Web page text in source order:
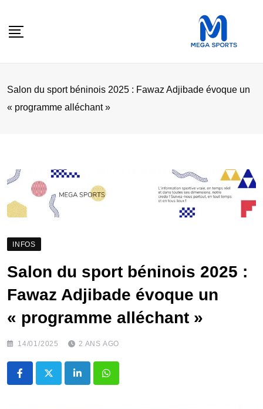
Salon du sport béninois 2025 : Fawaz Adjibade évoque un
« programme alléchant »
INFOS
Salon du sport béninois 2025 :
Fawaz Adjibade évoque un
« programme alléchant »
14/01/2025 2 ANS AGO
LinkedInWhatsapp